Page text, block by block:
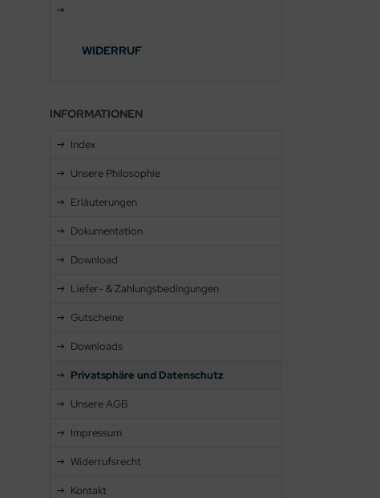
WIDERRUF
INFORMATIONEN
Index
Unsere Philosophie
Erläuterungen
Dokumentation
Download
Liefer- & Zahlungsbedingungen
Gutscheine
Downloads
Privatsphäre und Datenschutz
Unsere AGB
Impressum
Widerrufsrecht
Kontakt